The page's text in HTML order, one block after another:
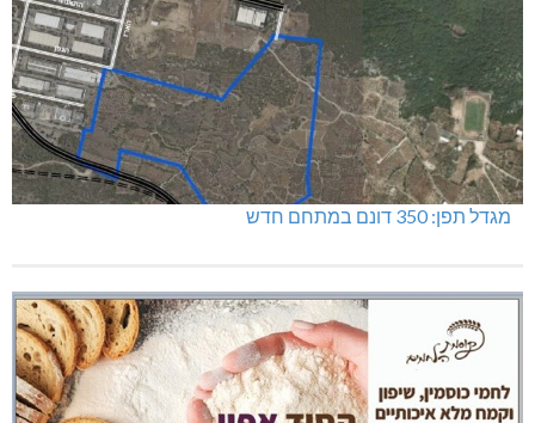
מגדל תפן: 350 דונם במתחם חדש